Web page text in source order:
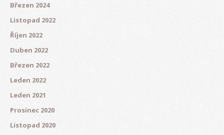
Březen 2024
Listopad 2022
Říjen 2022
Duben 2022
Březen 2022
Leden 2022
Leden 2021
Prosinec 2020
Listopad 2020